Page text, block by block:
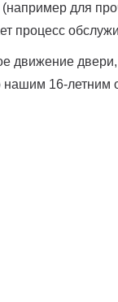
для
процесс
движение
нашим 16-летним